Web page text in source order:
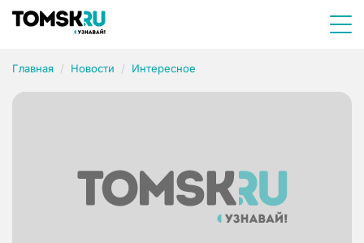
Главная Новости Интересное